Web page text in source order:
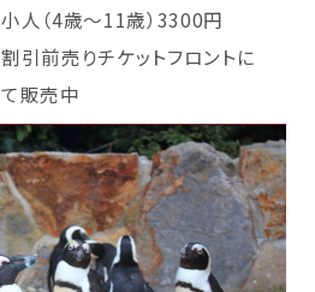
小人（4歳～11歳）3300円
割引前売りチケットフロントに
て販売中